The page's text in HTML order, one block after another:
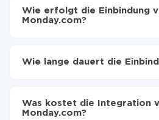
Wie erfolgt die Einbindung
Monday.com?
Monday.com zu übertragen
auf Monday.com übertragen
Wie lange dauert die
Im Durchschnitt dauert es 10-15
Was kostet die Integration
Monday.com?